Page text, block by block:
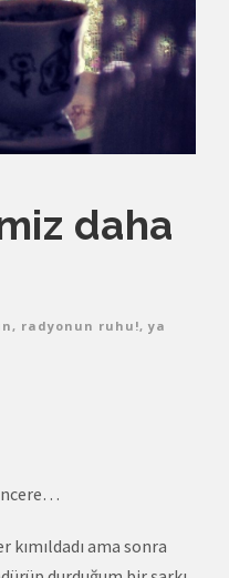
daha
, radyonun ruhu!, ya
ama sonra